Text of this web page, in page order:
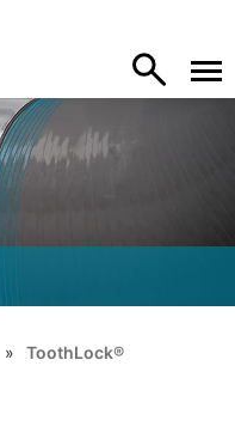
ToothLock®